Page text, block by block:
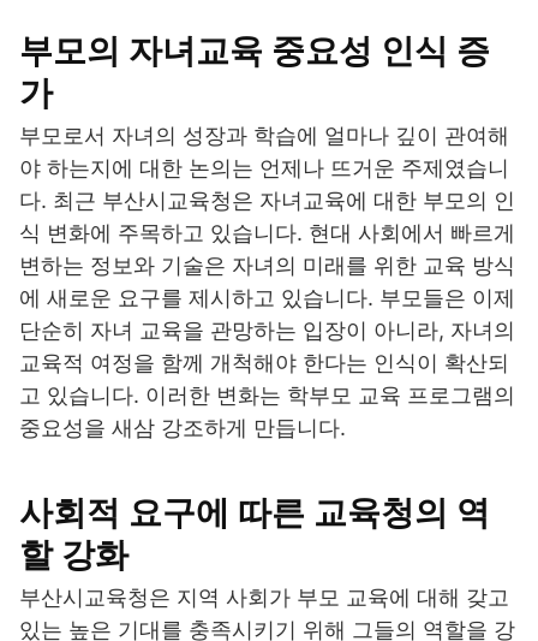
부모의 자녀교육 중요성 인식 증
가
부모로서 자녀의 성장과 학습에 얼마나 깊이 관여해
야 하는지에 대한 논의는 언제나 뜨거운 주제였습니
다. 최근 부산시교육청은 자녀교육에 대한 부모의 인
식 변화에 주목하고 있습니다. 현대 사회에서 빠르게
변하는 정보와 기술은 자녀의 미래를 위한 교육 방식
에 새로운 요구를 제시하고 있습니다. 부모들은 이제
단순히 자녀 교육을 관망하는 입장이 아니라, 자녀의
교육적 여정을 함께 개척해야 한다는 인식이 확산되
고 있습니다. 이러한 변화는 학부모 교육 프로그램의
중요성을 새삼 강조하게 만듭니다.
사회적 요구에 따른 교육청의 역
할 강화
부산시교육청은 지역 사회가 부모 교육에 대해 갖고
있는 높은 기대를 충족시키기 위해 그들의 역할을 강